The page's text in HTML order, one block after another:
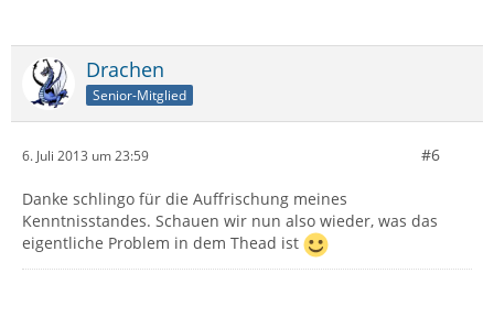
Drachen
Senior-Mitglied
6. Juli 2013 um 23:59 #6
Danke schlingo für die Auffrischung meines
Kenntnisstandes. Schauen wir nun also wieder, was das
eigentliche Problem in dem Thead ist